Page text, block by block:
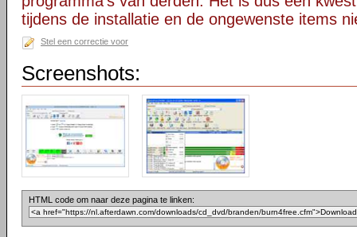
tijdens de installatie en de ongewenste items
Stel een correctie voor
Screenshots:
HTML code om naar deze pagina te linken: